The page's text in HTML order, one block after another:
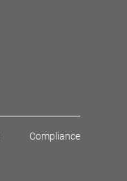
Compliance